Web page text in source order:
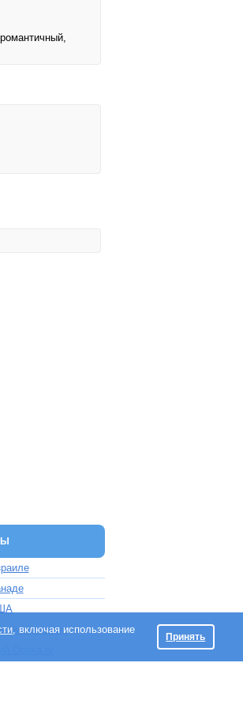
, включая использование
Принять